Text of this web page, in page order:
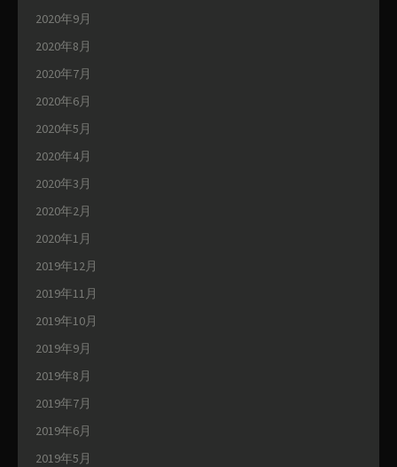
2020年9月
2020年8月
2020年7月
2020年6月
2020年5月
2020年4月
2020年3月
2020年2月
2020年1月
2019年12月
2019年11月
2019年10月
2019年9月
2019年8月
2019年7月
2019年6月
2019年5月